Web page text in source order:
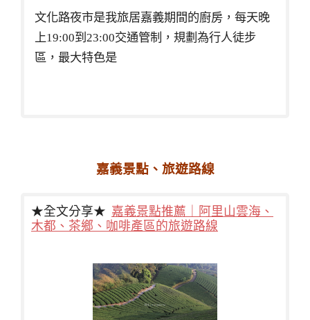
文化路夜市是我旅居嘉義期間的廚房，每天晚
上19:00到23:00交通管制，規劃為行人徒步
區，最大特色是
嘉義景點、旅遊路線
★全文分享★ 嘉義景點推薦｜阿里山雲海、
木都、茶鄉、咖啡產區的旅遊路線